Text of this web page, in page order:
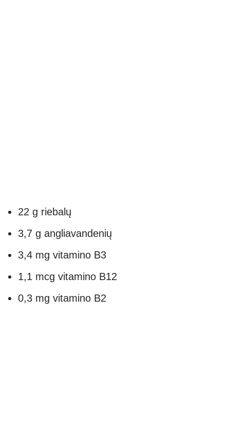
22 g riebalų
3,7 g angliavandenių
3,4 mg vitamino B3
1,1 mcg vitamino B12
0,3 mg vitamino B2